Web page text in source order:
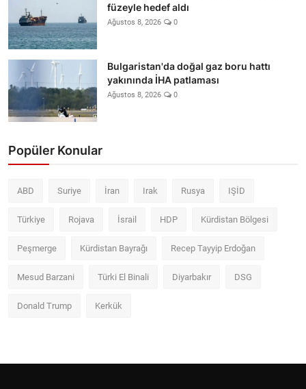
füzeyle hedef aldı
Ağustos 8, 2026 0
Bulgaristan'da doğal gaz boru hattı
yakınında İHA patlaması
Ağustos 8, 2026 0
Popüler Konular
ABD Suriye İran Irak Rusya IŞİD
Türkiye Rojava İsrail HDP Kürdistan Bölgesi
Peşmerge Kürdistan Bayrağı Recep Tayyip Erdoğan
Mesud Barzani Türki El Binali Diyarbakır DSG
Donald Trump Kerkük